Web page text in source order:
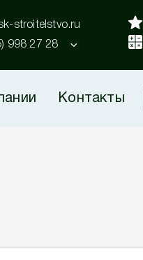
stroitelstvo.ru
998 27 28
Контакты